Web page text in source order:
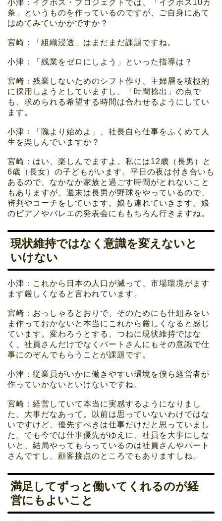
小津：イクボス・プロジェクトでは、「イクボス10カ
条」というものを作っているのですが、ご自身にあて
はめてみていかがですか？
宮崎：「組織浸透」はまだまだ課題ですね。
小津：「残業をゼロにしよう」といった指導は？
宮崎：残業しないためのシフト作り、主婦層を積極的
に採用しようとしていますし、「時間捻出」の点で
も、求められる希望する時間は合わせるようにしてい
ます。
小津：「隗より始めよ」、社長自ら仕事をふくめて人
生を楽しんでいますか？
宮崎：はい、楽しんでますよ。私には12歳（長男）と
6歳（長女）の子どもがいます。平日の夜は付き合いも
あるので、なかなか家族と過ごす時間がとれないこと
もありますが、週末は長男が野球をやっているので、
審判やコーチをしています。娘も連れていきます。娘
のピアノやバレエの発表会にももちろん行きますね。
現状維持ではなく意識を変えないと
いけない
小津：これから日本の人口が減って、市場環境がます
ます厳しくなると言われています。
宮崎：おっしゃるとおりで、そのためにも仕組みをい
ま作っておかないと本当にこれから厳しくなると感じ
ています。変わろうとする、つねに現状維持ではな
く、社員さんだけでなくパートさんにもその意識で仕
事にのぞんでもらうことが課題です。
小津：従業員がいかに働きやすい環境を僕ら経営者が
作っていかないといけないですね。
宮崎：経営していて本当に実感するようになりまし
た。大事だなあって。以前は思っていないわけではな
いですけど、優先すべきは仕事だけだと思っていまし
た。でも今では仕事優先がゆえに、社員を大事にしな
いと、結局やってもらっているのは社員さんやパート
さんですし、顧客接点のところでもありますしね。
満足してずっと働いてくれるのが経
営にもよいこと